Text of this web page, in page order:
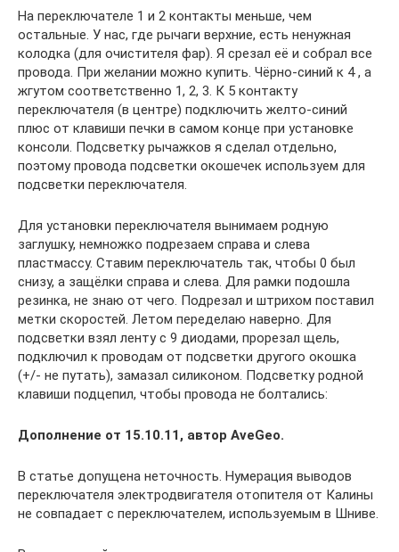
На переключателе 1 и 2 контакты меньше, чем
остальные. У нас, где рычаги верхние, есть ненужная
колодка (для очистителя фар). Я срезал её и собрал все
провода. При желании можно купить. Чёрно-синий к 4 , а
жгутом соответственно 1, 2, 3. К 5 контакту
переключателя (в центре) подключить желто-синий
плюс от клавиши печки в самом конце при установке
консоли. Подсветку рычажков я сделал отдельно,
поэтому провода подсветки окошечек используем для
подсветки переключателя.
Для установки переключателя вынимаем родную
заглушку, немножко подрезаем справа и слева
пластмассу. Ставим переключатель так, чтобы 0 был
снизу, а защёлки справа и слева. Для рамки подошла
резинка, не знаю от чего. Подрезал и штрихом поставил
метки скоростей. Летом переделаю наверно. Для
подсветки взял ленту с 9 диодами, прорезал щель,
подключил к проводам от подсветки другого окошка
(+/- не путать), замазал силиконом. Подсветку родной
клавиши подцепил, чтобы провода не болтались:
Дополнение от 15.10.11, автор AveGeo.
В статье допущена неточность. Нумерация выводов
переключателя электродвигателя отопителя от Калины
не совпадает с переключателем, используемым в Шниве.